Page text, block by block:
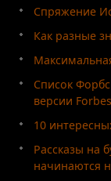
Спряжение
Как разные
Список
версии Forbes
10
Рассказы на
начинаются